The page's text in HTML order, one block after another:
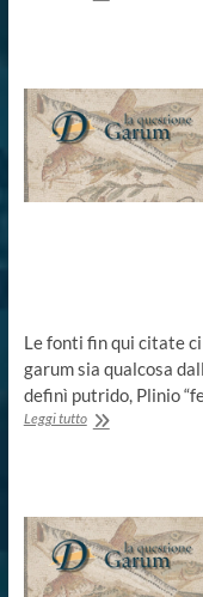
Le fonti fin qui citate
garum sia qualcosa
definì putrido, Plinio
Leggi tuttoL’odore